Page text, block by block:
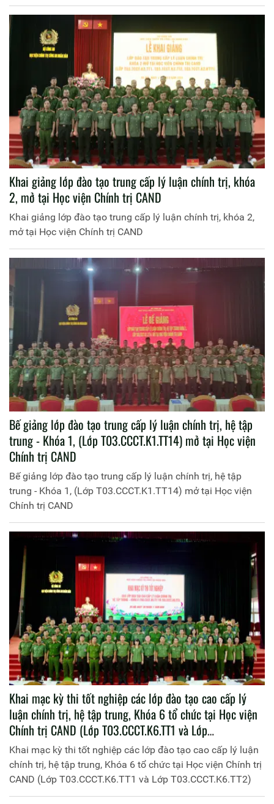
Khai giảng lớp đào tạo trung cấp lý luận chính trị, khóa
2, mở tại Học viện Chính trị CAND
Khai giảng lớp đào tạo trung cấp lý luận chính trị, khóa 2,
mở tại Học viện Chính trị CAND
Bế giảng lớp đào tạo trung cấp lý luận chính trị, hệ tập
trung - Khóa 1, (Lớp T03.CCCT.K1.TT14) mở tại Học viện
Chính trị CAND
Bế giảng lớp đào tạo trung cấp lý luận chính trị, hệ tập
trung - Khóa 1, (Lớp T03.CCCT.K1.TT14) mở tại Học viện
Chính trị CAND
Khai mạc kỳ thi tốt nghiệp các lớp đào tạo cao cấp lý
luận chính trị, hệ tập trung, Khóa 6 tổ chức tại Học viện
Chính trị CAND (Lớp T03.CCCT.K6.TT1 và Lớp
T03.CCCT.K6.TT2)
Khai mạc kỳ thi tốt nghiệp các lớp đào tạo cao cấp lý luận
chính trị, hệ tập trung, Khóa 6 tổ chức tại Học viện Chính trị
CAND (Lớp T03.CCCT.K6.TT1 và Lớp T03.CCCT.K6.TT2)